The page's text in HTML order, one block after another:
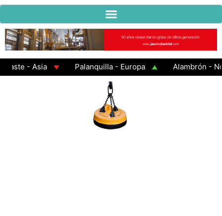
- Asia Palanquilla - Europa
Alambrón -
Chapa Galvanizada